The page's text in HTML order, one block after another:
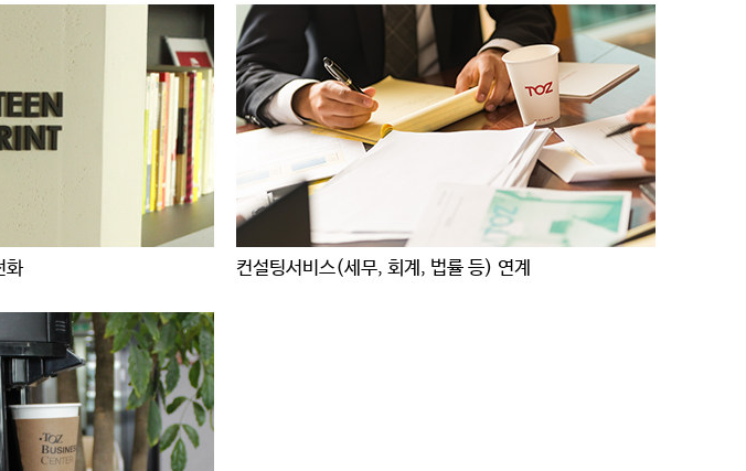
화 컨설팅서비스(세무, 회계, 법률 등) 연계